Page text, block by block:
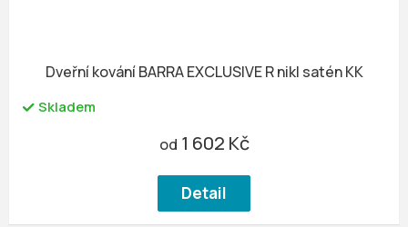
Dveřní kování BARRA EXCLUSIVE R nikl satén KK
Skladem
od 1 602 Kč
Detail